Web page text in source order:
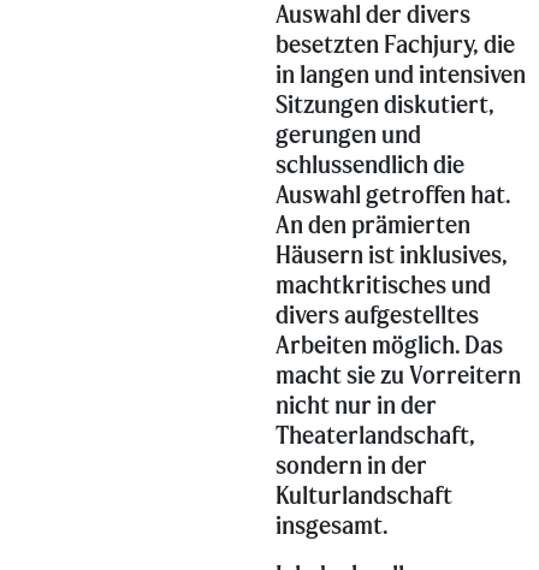
Auswahl der divers
besetzten Fachjury, die
in langen und intensiven
Sitzungen diskutiert,
gerungen und
schlussendlich die
Auswahl getroffen hat.
An den prämierten
Häusern ist inklusives,
machtkritisches und
divers aufgestelltes
Arbeiten möglich. Das
macht sie zu Vorreitern
nicht nur in der
Theaterlandschaft,
sondern in der
Kulturlandschaft
insgesamt.